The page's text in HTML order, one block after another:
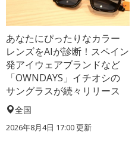
あなたにぴったりなカラー
レンズをAIが診断！スペイン
発アイウェアブランドなど
「OWNDAYS」イチオシの
サングラスが続々リリース
全国
2026年8月4日 17:00更新